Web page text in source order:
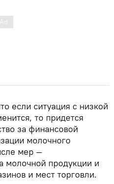
если ситуация с низкой
то придется
за финансовой
молочного
мер —
молочной продукции и
и мест торговли.